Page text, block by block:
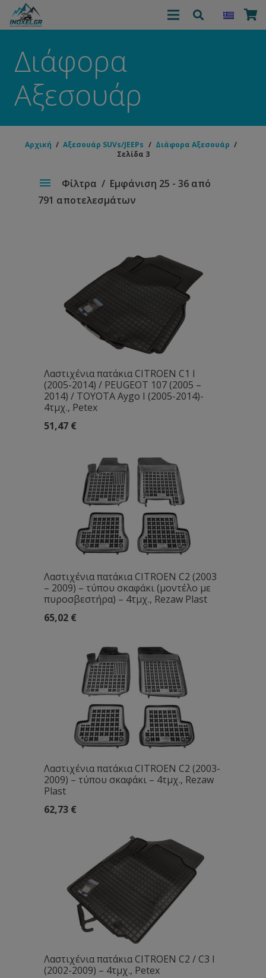
Διάφορα
Αξεσουάρ
Αρχική / Αξεσουάρ SUVs/JEEPs / Διάφορα Αξεσουάρ /
Σελίδα 3
Φίλτρα
Εμφάνιση 25 - 36 από
791 αποτελεσμάτων
Λαστιχένια πατάκια CITROEN C1 I
(2005-2014) / PEUGEOT 107 (2005 –
2014) / TOYOTA Aygo I (2005-2014)-
4τμχ., Petex
51,47 €
Λαστιχένια πατάκια CITROEN C2 (2003
– 2009) – τύπου σκαφάκι (μοντέλο με
πυροσβεστήρα) – 4τμχ., Rezaw Plast
65,02 €
Λαστιχένια πατάκια CITROEN C2 (2003-
2009) – τύπου σκαφάκι – 4τμχ., Rezaw
Plast
62,73 €
Λαστιχένια πατάκια CITROEN C2 / C3 I
(2002-2009) – 4τμχ., Petex